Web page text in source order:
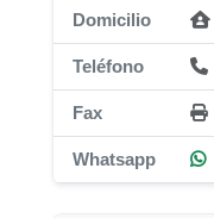
Domicilio
Teléfono
Fax
Whatsapp